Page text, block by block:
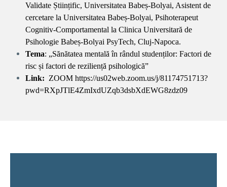
Validate Științific, Universitatea Babeș-Bolyai, Asistent de
cercetare la Universitatea Babeș-Bolyai, Psihoterapeut
Cognitiv-Comportamental la Clinica Universitară de
Psihologie Babeș-Bolyai PsyTech, Cluj-Napoca.
Tema: „Sănătatea mentală în rândul studenților: Factori de
risc și factori de reziliență psihologică”
Link: ZOOM https://us02web.zoom.us/j/81174751713?
pwd=RXpJTlE4ZmIxdUZqb3dsbXdEWG8zdz09